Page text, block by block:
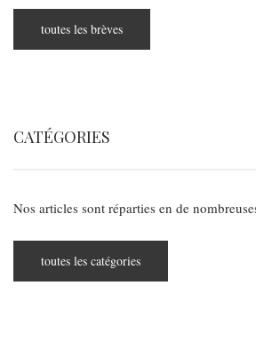
toutes les brèves
CATÉGORIES
Nos articles sont réparties en de
toutes les catégories